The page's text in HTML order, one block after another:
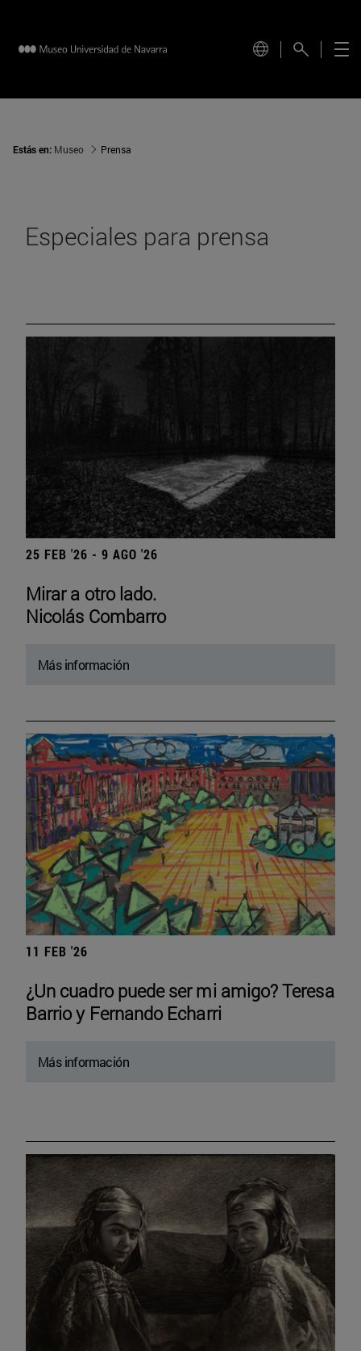
Estás en: Museo Prensa
Especiales para prensa
25 FEB '26 - 9 AGO '26
Mirar a otro lado.
Nicolás Combarro
Más información
11 FEB '26
¿Un cuadro puede ser mi amigo? Teresa
Barrio y Fernando Echarri
Más información